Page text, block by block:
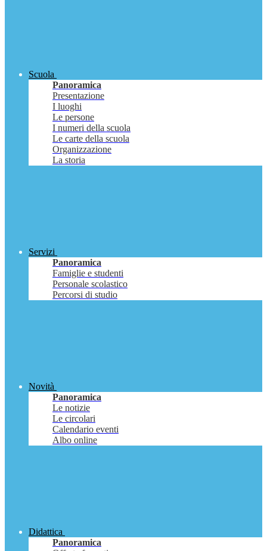
Scuola
Panoramica
Presentazione
I luoghi
Le persone
I numeri della scuola
Le carte della scuola
Organizzazione
La storia
Servizi
Panoramica
Famiglie e studenti
Personale scolastico
Percorsi di studio
Novità
Panoramica
Le notizie
Le circolari
Calendario eventi
Albo online
Didattica
Panoramica